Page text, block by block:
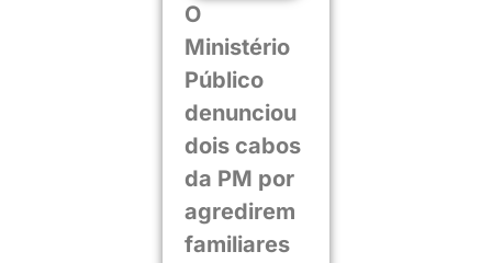
O
Ministério
Público
denunciou
dois cabos
da PM por
agredirem
familiares